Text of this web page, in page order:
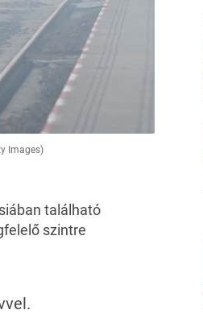
Images)
található
szintre